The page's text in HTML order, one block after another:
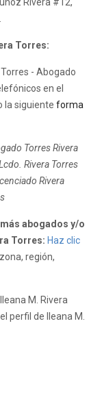
Torres:
- Abogado
en el
la siguiente forma
Torres Rivera
Rivera Torres
Rivera
abogados y/o
Torres: Haz clic
región,
M. Rivera
perfil de Ileana M.